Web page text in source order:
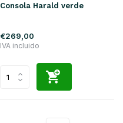
Consola Harald verde
€269,00
IVA incluido